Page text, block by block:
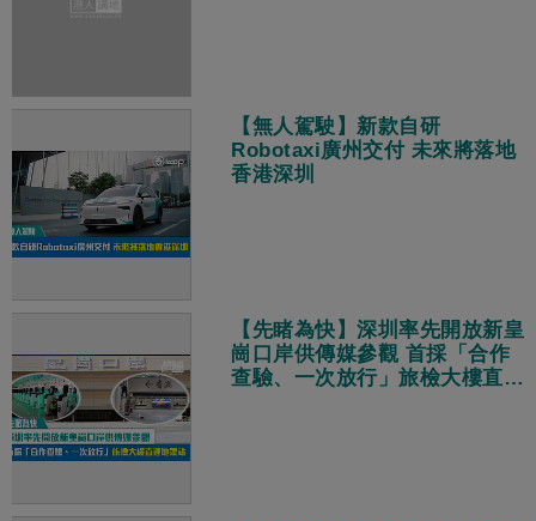
【無人駕駛】新款自研
Robotaxi廣州交付 未來將落地
香港深圳
【先睹為快】深圳率先開放新皇
崗口岸供傳媒參觀 首採「合作
查驗、一次放行」旅檢大樓直連